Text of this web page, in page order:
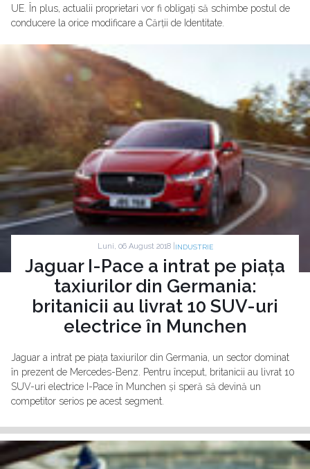
UE. În plus, actualii proprietari vor fi obligați să schimbe postul de
conducere la orice modificare a Cărții de Identitate.
Luni, 06 August 2018 | INDUSTRIE
Jaguar I-Pace a intrat pe piața
taxiurilor din Germania:
britanicii au livrat 10 SUV-uri
electrice în Munchen
Jaguar a intrat pe piața taxiurilor din Germania, un sector dominat
în prezent de Mercedes-Benz. Pentru început, britanicii au livrat 10
SUV-uri electrice I-Pace în Munchen și speră să devină un
competitor serios pe acest segment.